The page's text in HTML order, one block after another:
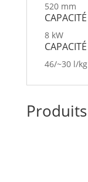
520 mm
8 kW
46/~30 l/kg